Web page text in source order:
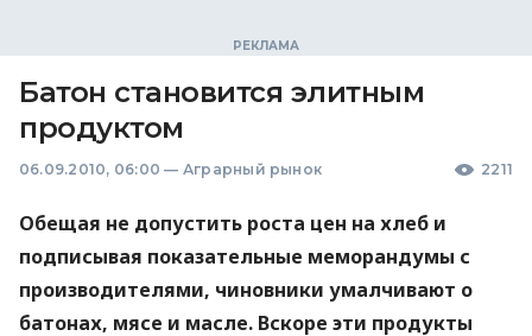
Батон становится элитным
продуктом
06.09.2010, 06:00 — Аграрный рынок 2211
Обещая не допустить роста цен на хлеб и
подписывая показательные меморандумы с
производителями, чиновники умалчивают о
батонах, мясе и масле. Вскоре эти продукты